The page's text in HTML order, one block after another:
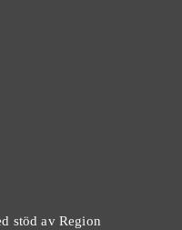
stöd av Region